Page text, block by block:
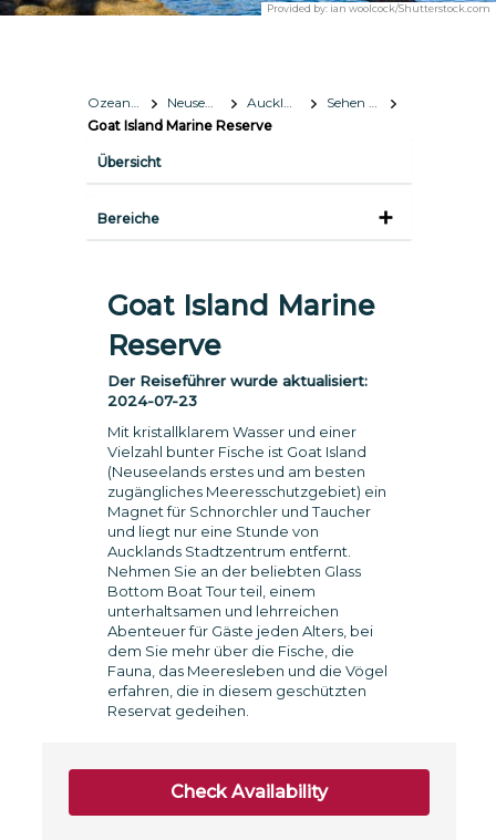
Provided by: ian woolcock/Shutterstock.com
Ozeanien Neuseeland Auckland
Sehen & Erleben
Goat Island Marine Reserve
Übersicht
Bereiche
Goat Island Marine
Reserve
Der Reiseführer wurde aktualisiert:
2024-07-23
Mit kristallklarem Wasser und einer
Vielzahl bunter Fische ist Goat Island
(Neuseelands erstes und am besten
zugängliches Meeresschutzgebiet) ein
Magnet für Schnorchler und Taucher
und liegt nur eine Stunde von
Aucklands Stadtzentrum entfernt.
Nehmen Sie an der beliebten Glass
Bottom Boat Tour teil, einem
unterhaltsamen und lehrreichen
Abenteuer für Gäste jeden Alters, bei
dem Sie mehr über die Fische, die
Fauna, das Meeresleben und die Vögel
erfahren, die in diesem geschützten
Reservat gedeihen.
Check Availability